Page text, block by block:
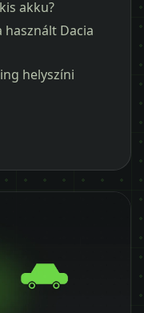
akku?
Dacia
helyszíni